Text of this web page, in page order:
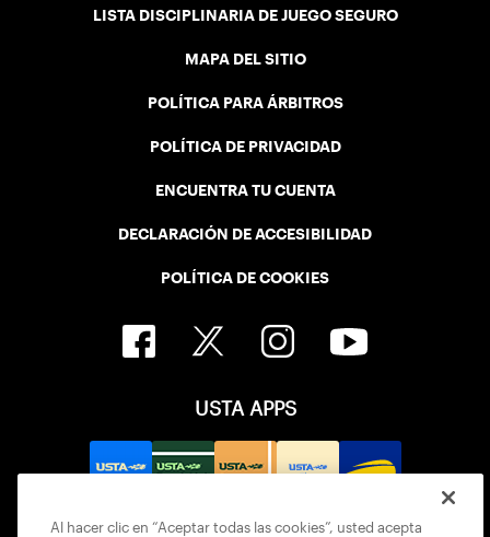
LISTA DISCIPLINARIA DE JUEGO SEGURO
MAPA DEL SITIO
POLÍTICA PARA ÁRBITROS
POLÍTICA DE PRIVACIDAD
ENCUENTRA TU CUENTA
DECLARACIÓN DE ACCESIBILIDAD
POLÍTICA DE COOKIES
USTA APPS
Al hacer clic en “Aceptar todas las cookies”, usted acepta